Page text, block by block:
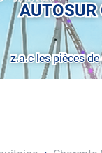
z.a.c les pièces